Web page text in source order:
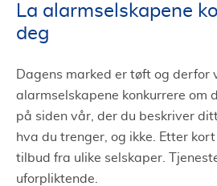
La alarmselskapene
deg
Dagens marked er tøft og derfor
alarmselskapene konkurrere om
på siden vår, der du beskriver
hva du trenger, og ikke. Etter
tilbud fra ulike selskaper.
uforpliktende.